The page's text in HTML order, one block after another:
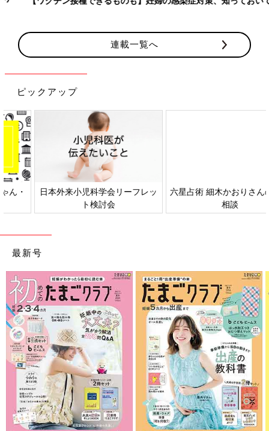
連載一覧へ
ピックアップ
日本外来小児科学会リーフレッ
ト検討会
六星占術 細木かおりさんの人生
最新号